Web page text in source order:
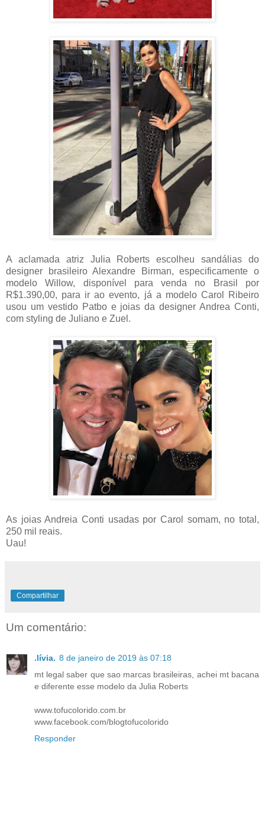
A aclamada atriz Julia Roberts escolheu sandálias do
designer brasileiro Alexandre Birman, especificamente o
modelo Willow, disponível para venda no Brasil por
R$1.390,00, para ir ao evento, já a modelo Carol Ribeiro
usou um vestido Patbo e joias da designer Andrea Conti,
com styling de Juliano e Zuel.
As joias Andreia Conti usadas por Carol somam, no total,
250 mil reais.
Uau!
Compartilhar
Um comentário:
.lívia. 8 de janeiro de 2019 às 07:18
mt legal saber que sao marcas brasileiras, achei mt bacana
e diferente esse modelo da Julia Roberts
www.tofucolorido.com.br
www.facebook.com/blogtofucolorido
Responder